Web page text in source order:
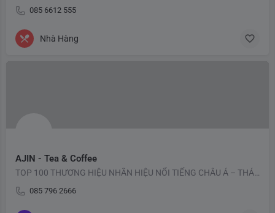
085 6612 555
Nhà Hàng
AJIN - Tea & Coffee
085 796 2666